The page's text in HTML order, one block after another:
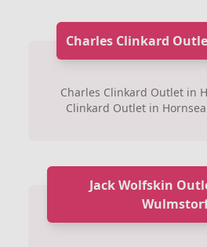
Charles Clinkard
Charles Clinkard Outlet in
Clinkard Outlet in
Jack Wolfskin